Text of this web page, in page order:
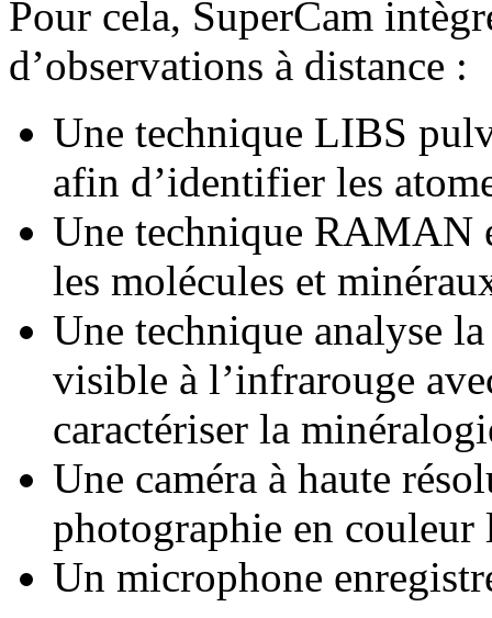
Pour cela, SuperCam
d’observations à distance :
Une technique LIBS
afin d’identifier les
Une technique RAMAN
les molécules et
Une technique analyse
visible à l’infrarouge
caractériser la
Une caméra à haute
photographie en couleur
Un microphone